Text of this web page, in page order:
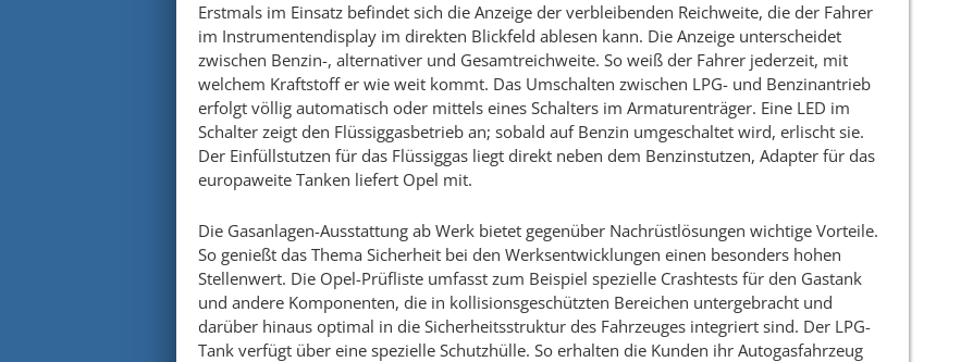
Erstmals im Einsatz befindet sich die Anzeige der verbleibenden Reichweite, die der Fahrer
im Instrumentendisplay im direkten Blickfeld ablesen kann. Die Anzeige unterscheidet
zwischen Benzin-, alternativer und Gesamtreichweite. So weiß der Fahrer jederzeit, mit
welchem Kraftstoff er wie weit kommt. Das Umschalten zwischen LPG- und Benzinantrieb
erfolgt völlig automatisch oder mittels eines Schalters im Armaturenträger. Eine LED im
Schalter zeigt den Flüssiggasbetrieb an; sobald auf Benzin umgeschaltet wird, erlischt sie.
Der Einfüllstutzen für das Flüssiggas liegt direkt neben dem Benzinstutzen, Adapter für das
europaweite Tanken liefert Opel mit.
Die Gasanlagen-Ausstattung ab Werk bietet gegenüber Nachrüstlösungen wichtige Vorteile.
So genießt das Thema Sicherheit bei den Werksentwicklungen einen besonders hohen
Stellenwert. Die Opel-Prüfliste umfasst zum Beispiel spezielle Crashtests für den Gastank
und andere Komponenten, die in kollisionsgeschützten Bereichen untergebracht und
darüber hinaus optimal in die Sicherheitsstruktur des Fahrzeuges integriert sind. Der LPG-
Tank verfügt über eine spezielle Schutzhülle. So erhalten die Kunden ihr Autogasfahrzeug